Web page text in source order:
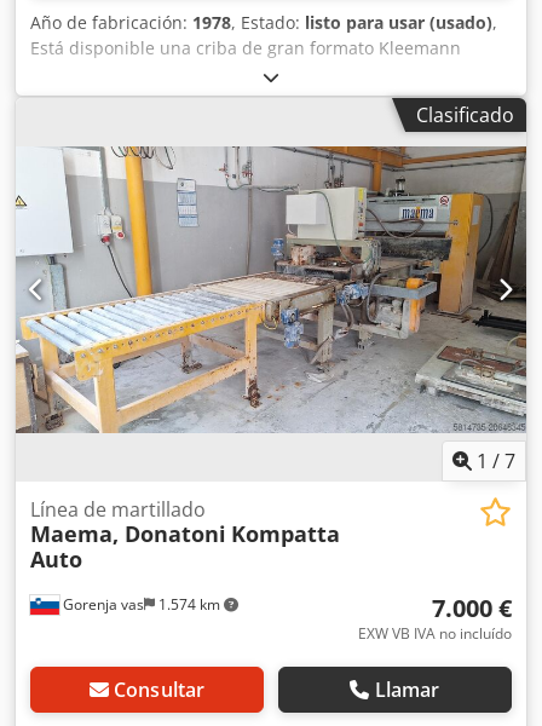
Año de fabricación: 1978, Estado: listo para usar (usado),
Está disponible una criba de gran formato Kleemann
reacondicionada para la industria minera y de valorización
de materiales. Niveles de cribado: 2, ancho de criba: 1800
mm, largo de criba: 5200 mm, superficie de criba por nivel:
9,36 m², superficie total de cribado: 18,72 m².
Reacondicionamiento completo: muelles, bastidor base,
eje cardán, dispositivos de tensado y motor eléctrico. Es
posible realizar una inspección in situ. Dkedpozb Nktofx Al
Njr
Clasificado
1 /7
Gorenja vas 1.574 km
Línea de martillado
Maema, Donatoni Kompatta
Auto
7.000 €
EXW VB IVA no incluído
Consultar Llamar